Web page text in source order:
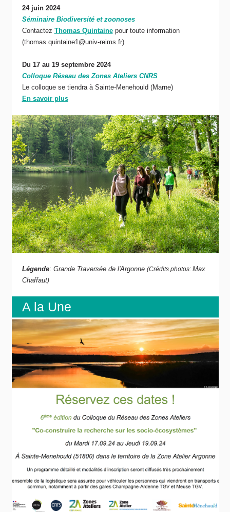
24 juin 2024
Séminaire Biodiversité et zoonoses
Contactez Thomas Quintainepour toute information
(thomas.quintaine1@univ-reims.fr)
Du 17 au 19 septembre 2024
Colloque Réseau des Zones Ateliers CNRS
Le colloque se tiendra à Sainte-Menehould (Marne)
En savoir plus
Légende: Grande Traversée de l'Argonne (Crédits photos: Max
Chaffaut)
A la Une